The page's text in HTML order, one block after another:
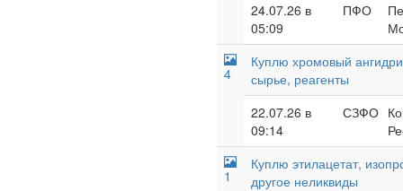
24.07.26 в
05:09
ПФО
4
Куплю хромовый
сырье, реагенты
22.07.26 в
09:14
СЗФО
1
Куплю этилацетат,
другое неликвиды